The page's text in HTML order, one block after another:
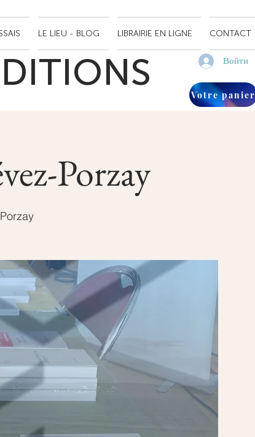
LE LIEU - BLOG LIBRAIRIE EN LIGNE CONTACT
Войти
Votre panier
Porzay